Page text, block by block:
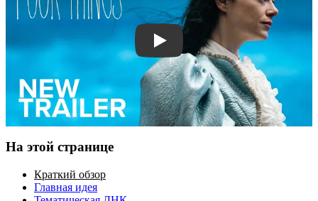
Смотреть трейлер
На этой странице
Краткий обзор
Главная идея